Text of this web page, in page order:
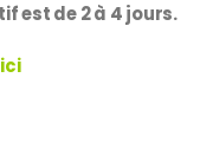
est de 2 à 4 jours.